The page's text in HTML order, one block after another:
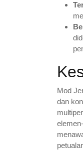
Mod
dan